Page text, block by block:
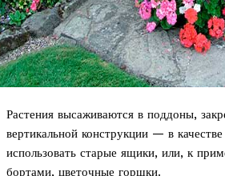
Растения высаживаются в поддоны,
вертикальной конструкции — в
использовать старые ящики, или, к
бортами, цветочные горшки.